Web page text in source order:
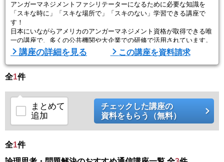
アンガーマネジメントファシリテーターになるために必要な知識を
「スキな時に」「スキな場所で」「スキのない」学習できる講座で
す！
日本にいながらアメリカのアンガーマネジメント資格が取得できる唯
一の講座で、多くの公共機関や大企業での研修で活用されています。
講座の詳細を見る この講座を資料請求
全1件
まとめて
追加
チェックした講座の
資料をもらう（無料）
全1件